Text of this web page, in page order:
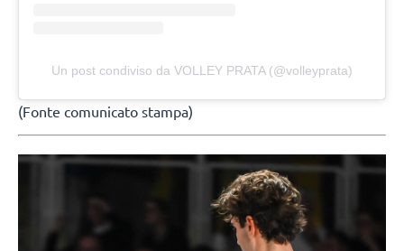
Un post condiviso da VOLLEY PRATA (@volleyprata)
(Fonte comunicato stampa)